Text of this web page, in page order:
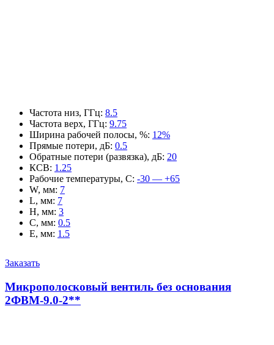
Частота низ, ГГц: 8.5
Частота верх, ГГц: 9.75
Ширина рабочей полосы, %: 12%
Прямые потери, дБ: 0.5
Обратные потери (развязка), дБ: 20
КСВ: 1.25
Рабочие температуры, С: -30 — +65
W, мм: 7
L, мм: 7
H, мм: 3
C, мм: 0.5
E, мм: 1.5
Заказать
Микрополосковый вентиль без основания
2ФВМ-9.0-2**